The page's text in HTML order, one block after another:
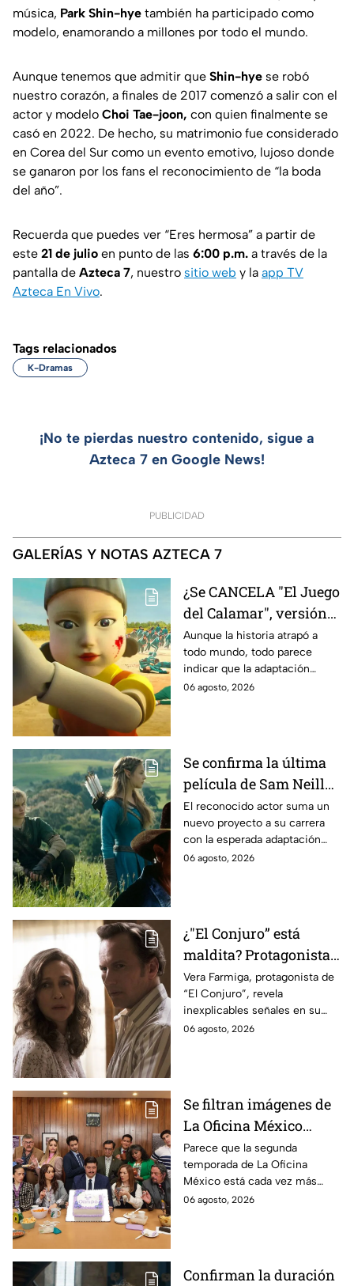
música, Park Shin-hye también ha participado como
modelo, enamorando a millones por todo el mundo.
Aunque tenemos que admitir que Shin-hye se robó
nuestro corazón, a finales de 2017 comenzó a salir con el
actor y modelo Choi Tae-joon, con quien finalmente se
casó en 2022. De hecho, su matrimonio fue considerado
en Corea del Sur como un evento emotivo, lujoso donde
se ganaron por los fans el reconocimiento de “la boda
del año”.
Recuerda que puedes ver “Eres hermosa” a partir de
este 21 de julio en punto de las 6:00 p.m. a través de la
pantalla de Azteca 7, nuestro sitio web y la app TV
Azteca En Vivo.
Tags relacionados
K-Dramas
¡No te pierdas nuestro contenido, sigue a
Azteca 7 en Google News!
PUBLICIDAD
GALERÍAS Y NOTAS AZTECA 7
¿Se CANCELA "El Juego
del Calamar", versión
Estados Unidos? Esto
es lo que se sabe al
momento
Aunque la historia atrapó a
todo mundo, todo parece
indicar que la adaptación
podría ser cancelada:
06 agosto, 2026
Se confirma la última
película de Sam Neill
antes de morir: esto es
lo que se sabe hasta
ahora
El reconocido actor suma un
nuevo proyecto a su carrera
con la esperada adaptación
cinematográfica del popular
06 agosto, 2026
¿"El Conjuro” está
maldita? Protagonista
revela INQUIETANTES
señales en su cuerpo
durante la grabación de
la película
Vera Farmiga, protagonista de
“El Conjuro”, revela
inexplicables señales en su
cuerpo durante el rodaje de la
06 agosto, 2026
Se filtran imágenes de
La Oficina México
temporada 2 y un
detalle desata teorías
entre los fans
Parece que la segunda
temporada de La Oficina
México está cada vez más
cerca, pues el elenco ya se
06 agosto, 2026
Confirman la duración